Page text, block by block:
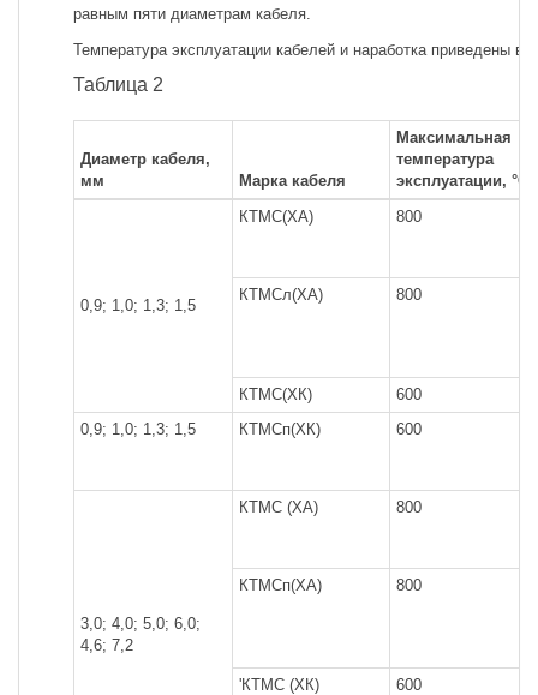
равным пяти диаметрам кабеля.
Температура эксплуатации кабелей и наработка приведены в
Таблица 2
Диаметр кабеля,
мм
Марка кабеля
Максимальная
температура
эксплуатации, °С
0,9; 1,0; 1,3; 1,5
КТМС(ХА) 800
КТМСл(ХА) 800
КТМС(ХК)
600
0,9; 1,0; 1,3; 1,5
КТМСп(ХК) 600
3,0; 4,0; 5,0; 6,0;
4,6; 7,2
КТМС (ХА) 800
КТМСп(ХА) 800
'КТМС (ХК)
600